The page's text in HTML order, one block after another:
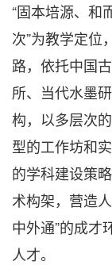
“固本培源、和
次”为教学定位
路，依托中国
所、当代水墨
构，以多层次
型的工作坊和
的学科建设策
术构架，营造
中外通”的成才
人才。